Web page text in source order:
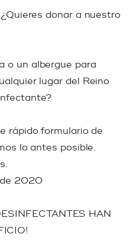
donar a nuestro
o un albergue para
lugar del Reino
rápido formulario de
lo antes posible.
2020
HAN